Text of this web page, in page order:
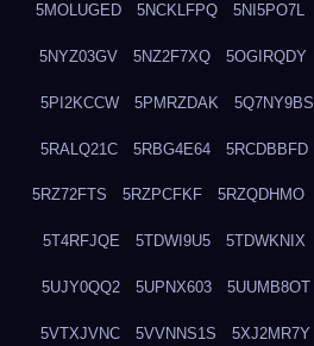
5MOLUGED 5NCKLFPQ 5NI5PO7L
5NYZ03GV 5NZ2F7XQ 5OGIRQDY
5PI2KCCW 5PMRZDAK 5Q7NY9BS
5RALQ21C 5RBG4E64 5RCDBBFD
5RZ72FTS 5RZPCFKF 5RZQDHMO
5T4RFJQE 5TDWI9U5 5TDWKNIX
5UJY0QQ2 5UPNX603 5UUMB8OT
5VTXJVNC 5VVNNS1S 5XJ2MR7Y